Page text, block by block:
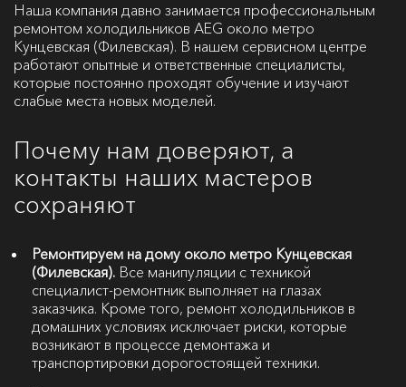
Наша компания давно занимается профессиональным
ремонтом холодильников AEG около метро
Кунцевская (Филевская). В нашем сервисном центре
работают опытные и ответственные специалисты,
которые постоянно проходят обучение и изучают
слабые места новых моделей.
Почему нам доверяют, а
контакты наших мастеров
сохраняют
Ремонтируем на дому около метро Кунцевская
(Филевская). Все манипуляции с техникой
специалист-ремонтник выполняет на глазах
заказчика. Кроме того, ремонт холодильников в
домашних условиях исключает риски, которые
возникают в процессе демонтажа и
транспортировки дорогостоящей техники.